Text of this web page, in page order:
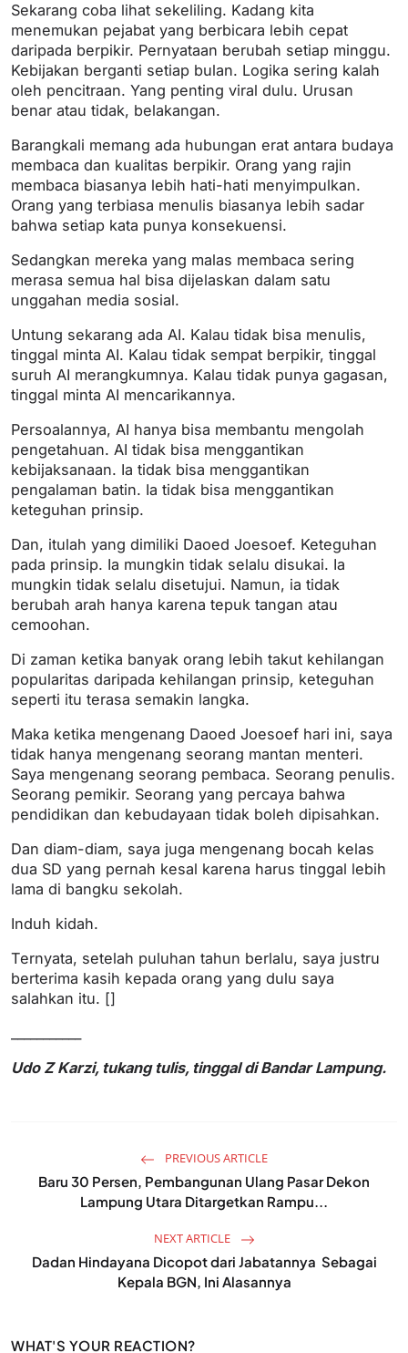
Sekarang coba lihat sekeliling. Kadang kita
menemukan pejabat yang berbicara lebih cepat
daripada berpikir. Pernyataan berubah setiap minggu.
Kebijakan berganti setiap bulan. Logika sering kalah
oleh pencitraan. Yang penting viral dulu. Urusan
benar atau tidak, belakangan.
Barangkali memang ada hubungan erat antara budaya
membaca dan kualitas berpikir. Orang yang rajin
membaca biasanya lebih hati-hati menyimpulkan.
Orang yang terbiasa menulis biasanya lebih sadar
bahwa setiap kata punya konsekuensi.
Sedangkan mereka yang malas membaca sering
merasa semua hal bisa dijelaskan dalam satu
unggahan media sosial.
Untung sekarang ada AI. Kalau tidak bisa menulis,
tinggal minta AI. Kalau tidak sempat berpikir, tinggal
suruh AI merangkumnya. Kalau tidak punya gagasan,
tinggal minta AI mencarikannya.
Persoalannya, AI hanya bisa membantu mengolah
pengetahuan. AI tidak bisa menggantikan
kebijaksanaan. Ia tidak bisa menggantikan
pengalaman batin. Ia tidak bisa menggantikan
keteguhan prinsip.
Dan, itulah yang dimiliki Daoed Joesoef. Keteguhan
pada prinsip. Ia mungkin tidak selalu disukai. Ia
mungkin tidak selalu disetujui. Namun, ia tidak
berubah arah hanya karena tepuk tangan atau
cemoohan.
Di zaman ketika banyak orang lebih takut kehilangan
popularitas daripada kehilangan prinsip, keteguhan
seperti itu terasa semakin langka.
Maka ketika mengenang Daoed Joesoef hari ini, saya
tidak hanya mengenang seorang mantan menteri.
Saya mengenang seorang pembaca. Seorang penulis.
Seorang pemikir. Seorang yang percaya bahwa
pendidikan dan kebudayaan tidak boleh dipisahkan.
Dan diam-diam, saya juga mengenang bocah kelas
dua SD yang pernah kesal karena harus tinggal lebih
lama di bangku sekolah.
Induh kidah.
Ternyata, setelah puluhan tahun berlalu, saya justru
berterima kasih kepada orang yang dulu saya
salahkan itu. []
Udo Z Karzi, tukang tulis, tinggal di Bandar Lampung.
PREVIOUS ARTICLE
Baru 30 Persen, Pembangunan Ulang Pasar Dekon
Lampung Utara Ditargetkan Rampu...
NEXT ARTICLE
Dadan Hindayana Dicopot dari Jabatannya Sebagai
Kepala BGN, Ini Alasannya
WHAT'S YOUR REACTION?